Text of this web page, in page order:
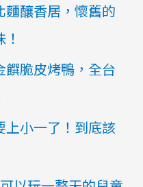
麵釀香居，懷舊的
饌脆皮烤鴨，全台
上小一了！到底該